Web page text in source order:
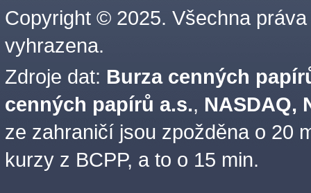
Copyright © 2025. Všechna práva
vyhrazena.
Zdroje dat: Burza cenných
cenných papírů a.s., NASDAQ,
ze zahraničí jsou zpožděna o 20
kurzy z BCPP, a to o 15 min.